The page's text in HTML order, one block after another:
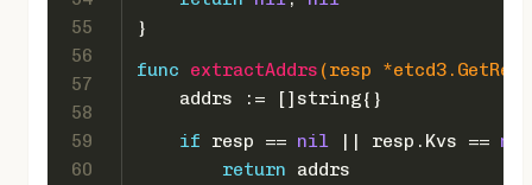
55
56
57
58
59
60
}
func
extractAddrs (resp
    addrs := []
string{}
if resp == nil || resp.Kvs == nil
return addrs